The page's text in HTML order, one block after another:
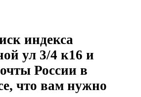
индекса
ул 3/4 к16 и
России в
что вам нужно